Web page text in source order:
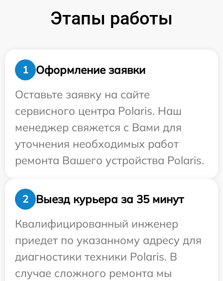
Этапы работы
1
Оформление заявки
Оставьте заявку на сайте
сервисного центра Polaris. Наш
менеджер свяжется с Вами для
уточнения необходимых работ
ремонта Вашего устройства Polaris.
2
Выезд курьера за 35 минут
Квалифицированный инженер
приедет по указанному адресу для
диагностики техники Polaris. В
случае сложного ремонта мы